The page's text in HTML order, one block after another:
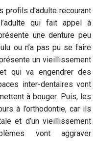
profils d’adulte recourant
qui fait appel à
une denture peu
ou n’a pas pu se faire
un vieillissement
qui va engendrer des
inter-dentaires vont
à bouger. Puis, les
à l’orthodontie, car ils
et d’un vieillissement
vont aggraver